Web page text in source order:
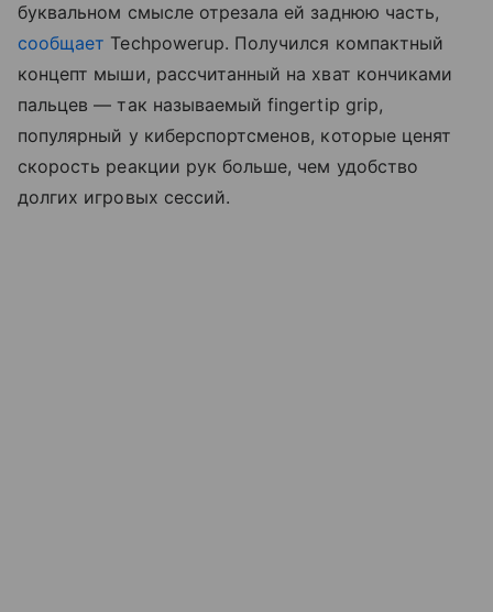
буквальном смысле отрезала ей заднюю часть,
сообщает Techpowerup. Получился компактный
концепт мыши, рассчитанный на хват кончиками
пальцев — так называемый fingertip grip,
популярный у киберспортсменов, которые ценят
скорость реакции рук больше, чем удобство
долгих игровых сессий.